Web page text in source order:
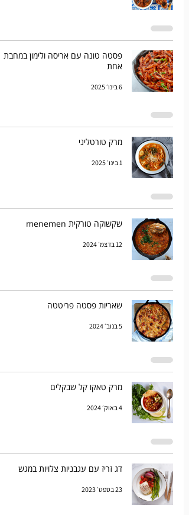
פסטה טונה עם אריסה ולימון במחבת
אחת
6 בינו׳ 2025
מרק טורטליני
1 בינו׳ 2025
שקשוקה טורקית menemen
12 בדצמ׳ 2024
שאריות פסטה פריטטה
5 בנוב׳ 2024
מרק טאקו קל שבקלים
4 באוק׳ 2024
דג זריז עם עגבניות צלויות במגש
23 בספט׳ 2023